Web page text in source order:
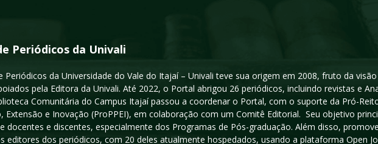
Periódicos da Univali
Periódicos da Universidade do Vale do Itajaí – Univali teve sua origem em 2008, fruto da
pela Editora da Univali. Até 2022, o Portal abrigou 26 periódicos, incluindo revistas e
Comunitária do Campus Itajaí passou a coordenar o Portal, com o suporte da Pró-
Extensão e Inovação (ProPPEI), em colaboração com um Comitê Editorial. Seu objetivo
docentes e discentes, especialmente dos Programas de Pós-graduação. Além disso,
editores dos periódicos, com 20 deles atualmente hospedados, usando a plataforma Open